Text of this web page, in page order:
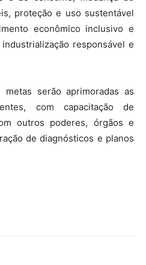
proteção e uso sustentável
econômico inclusivo e
responsável e
serão aprimoradas as
com capacitação de
outros poderes, órgãos e
de diagnósticos e planos